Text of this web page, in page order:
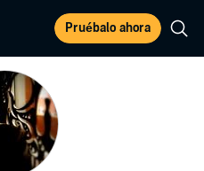
Pruébalo ahora